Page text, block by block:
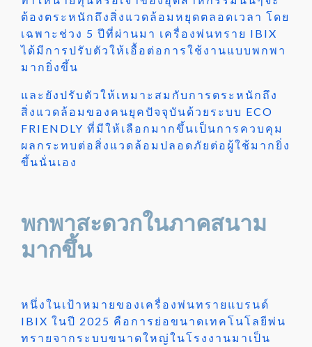
ต้องตระหนักถึงสิ่งแวดล้อมหยุดตลอดเวลา โดย
เฉพาะช่วง 5 ปีที่ผ่านมา เครื่องพ่นทราย IBIX
ได้มีการปรับตัวให้เอื้อต่อการใช้งานแบบพกพา
มากยิ่งขึ้น
และยังปรับตัวให้เหมาะสมกับการตระหนักถึง
สิ่งแวดล้อมของคนยุคปัจจุบันด้วยระบบ ECO
FRIENDLY ที่มีให้เลือกมากขึ้นเป็นการควบคุม
ผลกระทบต่อสิ่งแวดล้อมปลอดภัยต่อผู้ใช้มากยิ่ง
ขึ้นนั่นเอง
พกพาสะดวกในภาคสนาม
มากขึ้น
หนึ่งในเป้าหมายของเครื่องพ่นทรายแบรนด์
IBIX ในปี 2025 คือการย่อขนาดเทคโนโลยีพ่น
ทรายจากระบบขนาดใหญ่ในโรงงานมาเป็น